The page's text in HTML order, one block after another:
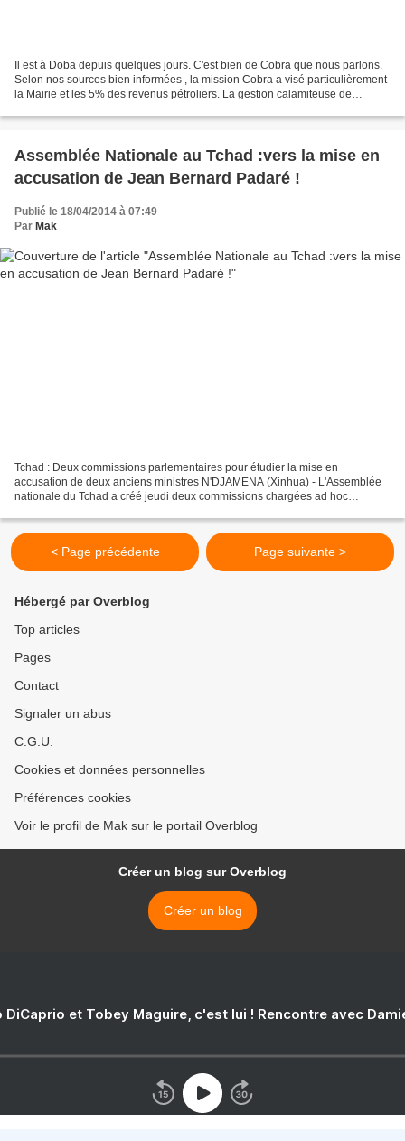
Il est à Doba depuis quelques jours. C'est bien de Cobra que nous parlons.
Selon nos sources bien informées , la mission Cobra a visé particulièrement
la Mairie et les 5% des revenus pétroliers. La gestion calamiteuse de
Assemblée Nationale au Tchad :vers la mise en
accusation de Jean Bernard Padaré !
Publié le 18/04/2014 à 07:49
Par Mak
Tchad : Deux commissions parlementaires pour étudier la mise en
accusation de deux anciens ministres N'DJAMENA (Xinhua) - L'Assemblée
nationale du Tchad a créé jeudi deux commissions chargées ad hoc
< Page précédente Page suivante >
Hébergé par Overblog
Top articles
Pages
Contact
Signaler un abus
C.G.U.
Cookies et données personnelles
Préférences cookies
Voir le profil de Mak sur le portail Overblog
Créer un blog sur Overblog
Créer un blog
DiCaprio et Tobey Maguire, c'est lui ! Rencontre avec